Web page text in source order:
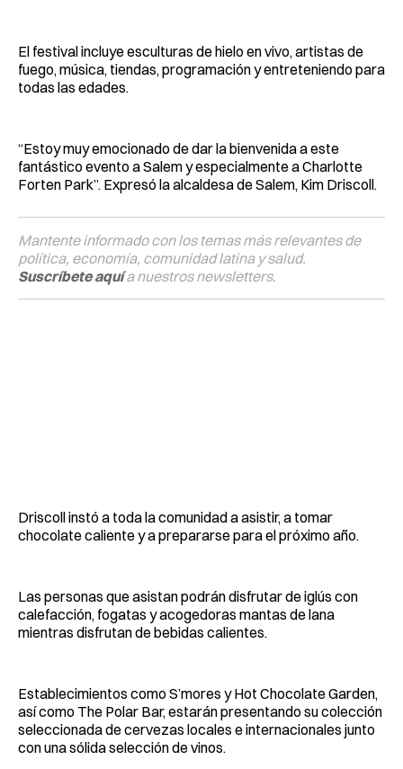
El festival incluye esculturas de hielo en vivo, artistas de
fuego, música, tiendas, programación y entreteniendo para
todas las edades.
“Estoy muy emocionado de dar la bienvenida a este
fantástico evento a Salem y especialmente a Charlotte
Forten Park”. Expresó la alcaldesa de Salem, Kim Driscoll.
Mantente informado con los temas más relevantes de
política, economía, comunidad latina y salud.
Suscríbete aquía nuestros newsletters.
Driscoll instó a toda la comunidad a asistir, a tomar
chocolate caliente y a prepararse para el próximo año.
Las personas que asistan podrán disfrutar de iglús con
calefacción, fogatas y acogedoras mantas de lana
mientras disfrutan de bebidas calientes.
Establecimientos como S’mores y Hot Chocolate Garden,
así como The Polar Bar, estarán presentando su colección
seleccionada de cervezas locales e internacionales junto
con una sólida selección de vinos.